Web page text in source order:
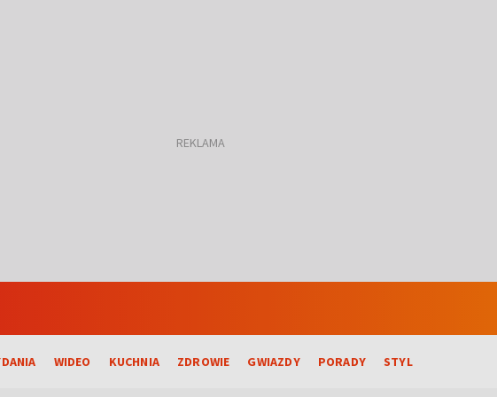
WIDEO KUCHNIA ZDROWIE GWIAZDY PORADY STYL